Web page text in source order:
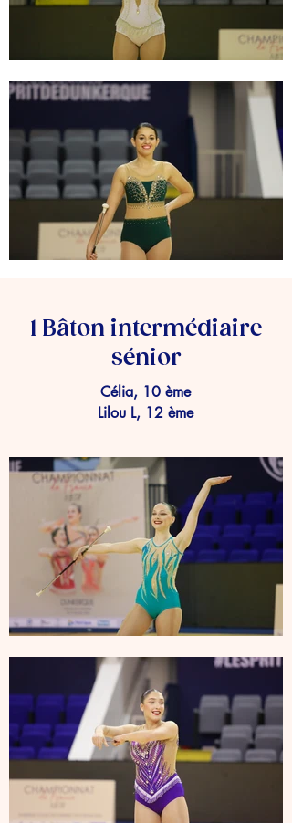
1 Bâton intermédiaire
sénior
Célia, 10 ème
Lilou L, 12 ème